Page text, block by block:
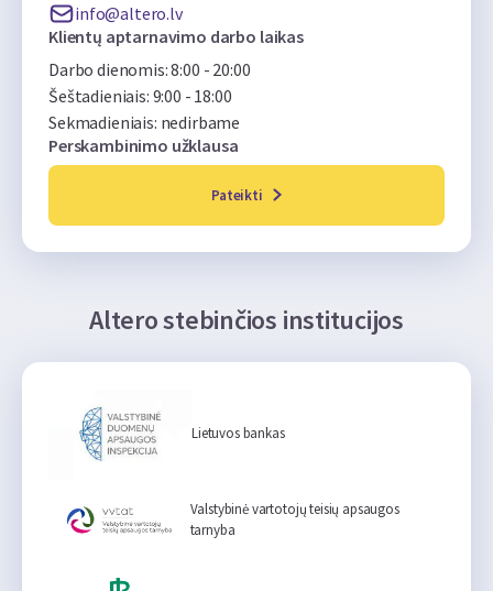
info@altero.lv
Klientų aptarnavimo darbo laikas
Darbo dienomis: 8:00 - 20:00
Šeštadieniais: 9:00 - 18:00
Sekmadieniais: nedirbame
Perskambinimo užklausa
Pateikti
Altero stebinčios institucijos
Lietuvos bankas
Valstybinė vartotojų teisių apsaugos
tarnyba